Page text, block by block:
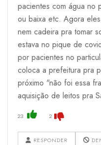
pacientes com água no
ou baixa etc. Agora
nem cadeira pra tomar
estava no pique de
por pacientes no
coloca a prefeitura pra
próximo "não foi essa
aquisição de leitos pra
23 2
RESPONDER